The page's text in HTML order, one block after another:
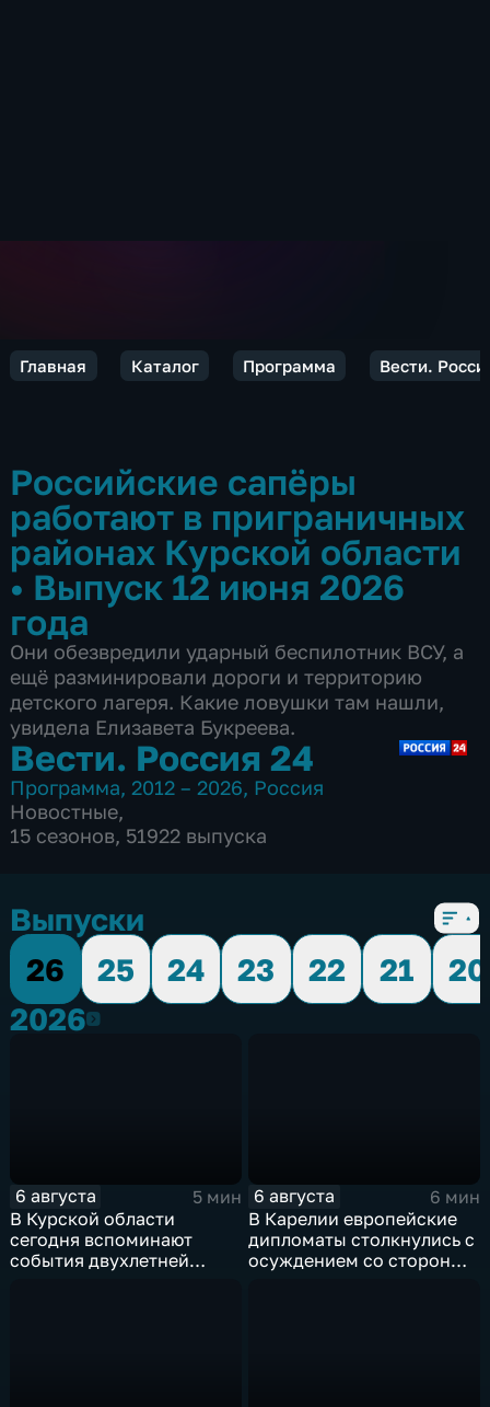
Главная Каталог Программа Вести.
Российские сапёры
работают в приграничных
районах Курской области
• Выпуск 12 июня 2026
года
Они обезвредили ударный беспилотник ВСУ, а
ещё разминировали дороги и территорию
детского лагеря. Какие ловушки там нашли,
увидела Елизавета Букреева.
Вести. Россия 24
Программа, 2012 – 2026, Россия
Новостные,
15 сезонов, 51922 выпуска
Выпуски
26
25 24 23 22 21
20
20262026
6 августа
5 мин
В Курской области
сегодня вспоминают
события двухлетней
6 августа
6 мин
В Карелии европейские
дипломаты столкнулись с
осуждением со стороны